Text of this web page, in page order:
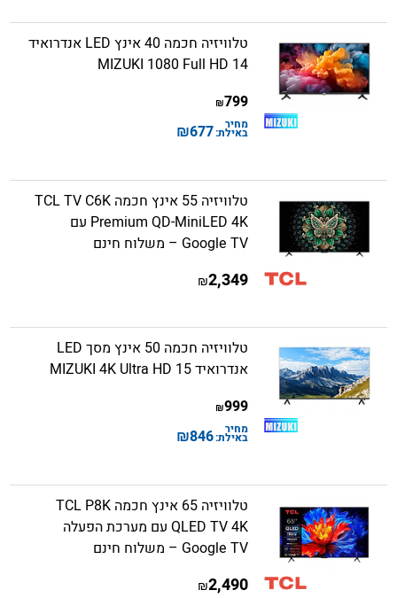
טלוויזיה חכמה 40 אינץ LED אנדרואיד
14 MIZUKI 1080 Full HD
799
₪
מחיר
באילת:677
₪
טלוויזיה 55 אינץ חכמה TCL TV C6K
Premium QD-MiniLED 4K עם
Google TV – משלוח חינם
2,349
₪
טלוויזיה חכמה 50 אינץ מסך LED
אנדרואיד 15 MIZUKI 4K Ultra HD
999
₪
מחיר
באילת:846
₪
טלוויזיה 65 אינץ חכמה TCL P8K
QLED TV 4K עם מערכת הפעלה
Google TV – משלוח חינם
2,490
₪